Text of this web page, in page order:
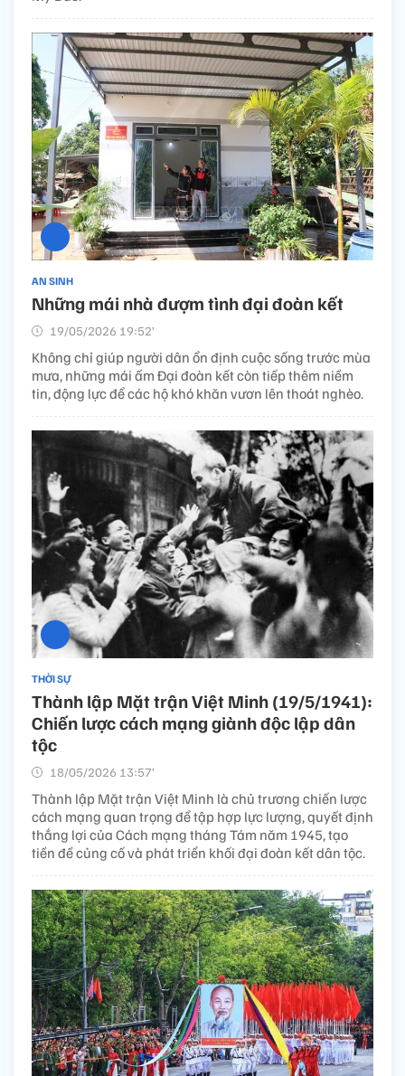
AN SINH
Những mái nhà đượm tình đại đoàn kết
19/05/2026 19:52’
Không chỉ giúp người dân ổn định cuộc sống trước mùa
mưa, những mái ấm Đại đoàn kết còn tiếp thêm niềm
tin, động lực để các hộ khó khăn vươn lên thoát nghèo.
THỜI SỰ
Thành lập Mặt trận Việt Minh (19/5/1941):
Chiến lược cách mạng giành độc lập dân
tộc
18/05/2026 13:57’
Thành lập Mặt trận Việt Minh là chủ trương chiến lược
cách mạng quan trọng để tập hợp lực lượng, quyết định
thắng lợi của Cách mạng tháng Tám năm 1945, tạo
tiền đề củng cố và phát triển khối đại đoàn kết dân tộc.